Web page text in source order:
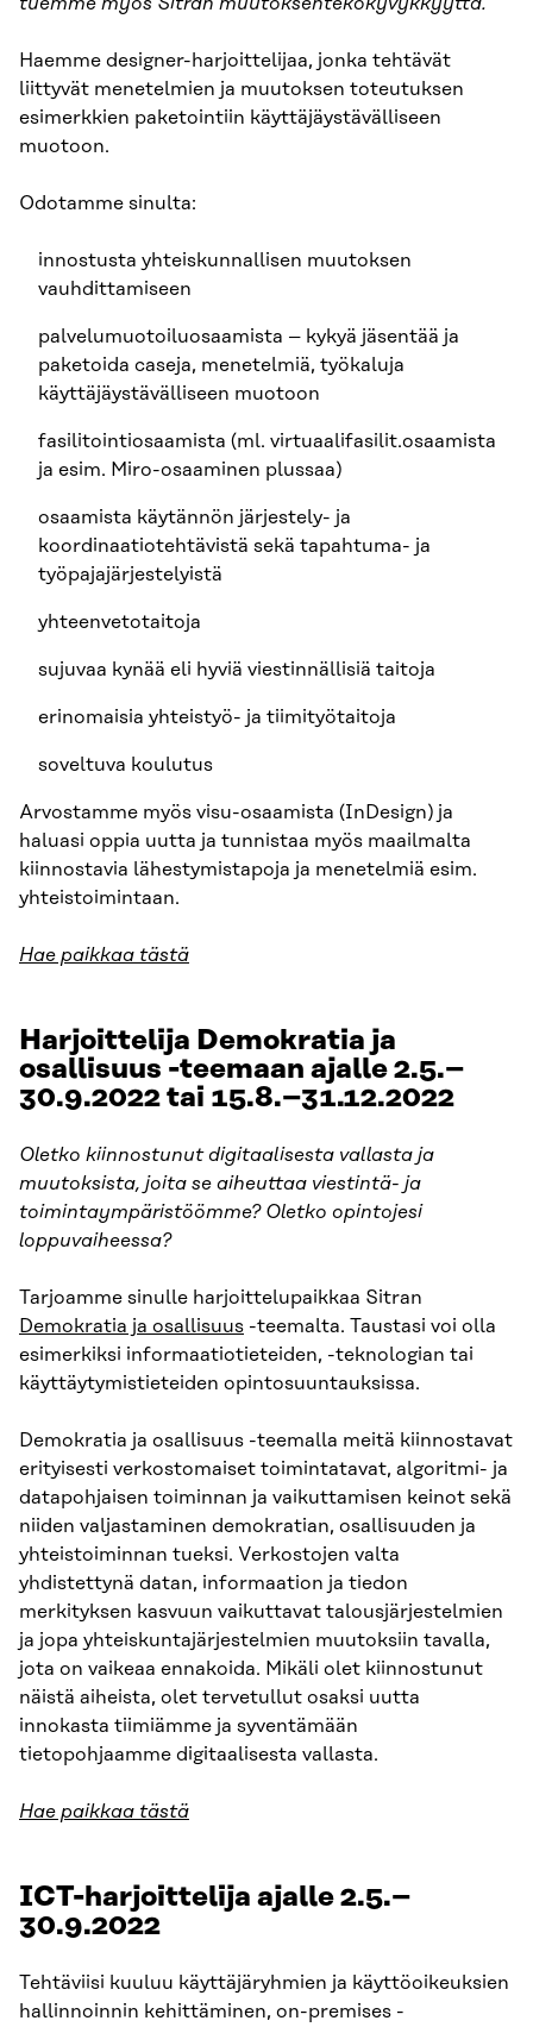
Haemme designer-harjoittelijaa, jonka tehtävät
liittyvät menetelmien ja muutoksen toteutuksen
esimerkkien paketointiin käyttäjäystävälliseen
muotoon.
Odotamme sinulta:
innostusta yhteiskunnallisen muutoksen
vauhdittamiseen
palvelumuotoiluosaamista – kykyä jäsentää ja
paketoida caseja, menetelmiä, työkaluja
käyttäjäystävälliseen muotoon
fasilitointiosaamista (ml. virtuaalifasilit.osaamista
ja esim. Miro-osaaminen plussaa)
osaamista käytännön järjestely- ja
koordinaatiotehtävistä sekä tapahtuma- ja
työpajajärjestelyistä
yhteenvetotaitoja
sujuvaa kynää eli hyviä viestinnällisiä taitoja
erinomaisia yhteistyö- ja tiimityötaitoja
soveltuva koulutus
Arvostamme myös visu-osaamista (InDesign) ja
haluasi oppia uutta ja tunnistaa myös maailmalta
kiinnostavia lähestymistapoja ja menetelmiä esim.
yhteistoimintaan.
Hae paikkaa tästä
Harjoittelija Demokratia ja
osallisuus -teemaan ajalle 2.5.–
30.9.2022 tai 15.8.–31.12.2022
Oletko kiinnostunut digitaalisesta vallasta ja
muutoksista, joita se aiheuttaa viestintä- ja
toimintaympäristöömme? Oletko opintojesi
loppuvaiheessa?
Tarjoamme sinulle harjoittelupaikkaa Sitran
Demokratia ja osallisuus -teemalta. Taustasi voi olla
esimerkiksi informaatiotieteiden, -teknologian tai
käyttäytymistieteiden opintosuuntauksissa.
Demokratia ja osallisuus -teemalla meitä kiinnostavat
erityisesti verkostomaiset toimintatavat, algoritmi- ja
datapohjaisen toiminnan ja vaikuttamisen keinot sekä
niiden valjastaminen demokratian, osallisuuden ja
yhteistoiminnan tueksi. Verkostojen valta
yhdistettynä datan, informaation ja tiedon
merkityksen kasvuun vaikuttavat talousjärjestelmien
ja jopa yhteiskuntajärjestelmien muutoksiin tavalla,
jota on vaikeaa ennakoida. Mikäli olet kiinnostunut
näistä aiheista, olet tervetullut osaksi uutta
innokasta tiimiämme ja syventämään
tietopohjaamme digitaalisesta vallasta.
Hae paikkaa tästä
ICT-harjoittelija ajalle 2.5.–
30.9.2022
Tehtäviisi kuuluu käyttäjäryhmien ja käyttöoikeuksien
hallinnoinnin kehittäminen, on-premises -